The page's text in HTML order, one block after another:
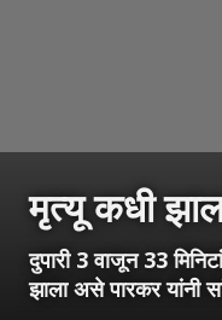
मृत्यू कधी
दुपारी 3 वाजून 33
झाला असे पारकर यांनी